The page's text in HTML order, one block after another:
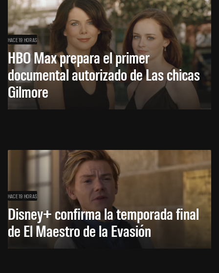
HACE 19 HORAS
HBO Max prepara el primer
documental autorizado de Las chicas
Gilmore
HACE 19 HORAS
Disney+ confirma la temporada final
de El Maestro de la Evasión